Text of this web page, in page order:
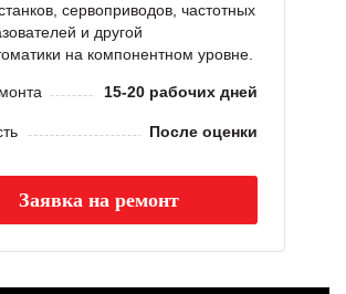
сервоприводов, частотных
и другой
на компонентном уровне.
15-20 рабочих дней
После оценки
Заявка на ремонт